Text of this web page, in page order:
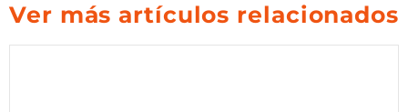
Ver más artículos relacionados